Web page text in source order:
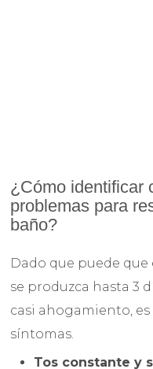
¿Cómo identificar
problemas para
baño?
Dado que puede
se produzca hasta 3
casi ahogamiento,
síntomas.
Tos constante y